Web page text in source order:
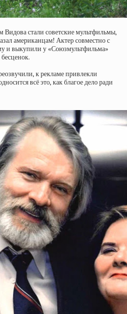
стали советские мультфильмы,
американцам! Актер совместно с
и выкупили у «Союзмультфильма»
к рекламе привлекли
всё это, как благое дело ради